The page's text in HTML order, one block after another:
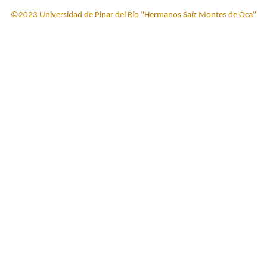
©2023 Universidad de Pinar del Río "Hermanos Saíz Montes de Oca"